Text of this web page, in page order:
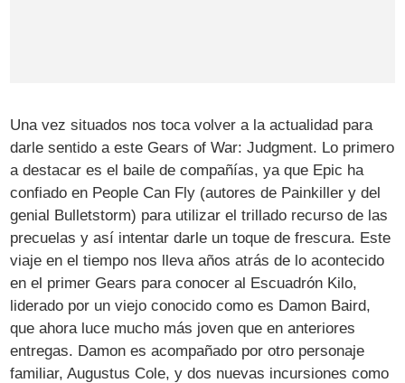
Una vez situados nos toca volver a la actualidad para
darle sentido a este Gears of War: Judgment. Lo primero
a destacar es el baile de compañías, ya que Epic ha
confiado en People Can Fly (autores de Painkiller y del
genial Bulletstorm) para utilizar el trillado recurso de las
precuelas y así intentar darle un toque de frescura. Este
viaje en el tiempo nos lleva años atrás de lo acontecido
en el primer Gears para conocer al Escuadrón Kilo,
liderado por un viejo conocido como es Damon Baird,
que ahora luce mucho más joven que en anteriores
entregas. Damon es acompañado por otro personaje
familiar, Augustus Cole, y dos nuevas incursiones como